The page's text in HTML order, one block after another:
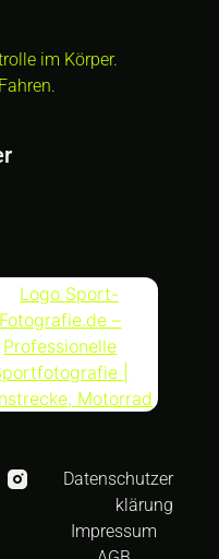
im Körper.
Datenschutzer
klärung
Impressum